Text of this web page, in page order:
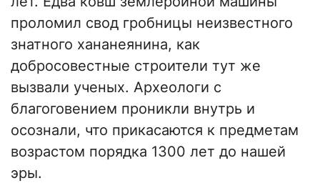
проломил свод гробницы неизвестного
знатного хананеянина, как
добросовестные строители тут же
вызвали ученых. Археологи с
благоговением проникли внутрь и
осознали, что прикасаются к предметам
возрастом порядка 1300 лет до нашей
эры.